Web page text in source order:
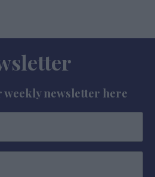
weekly newsletter here